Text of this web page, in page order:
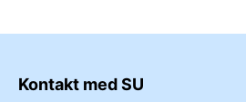
Kontakt med SU